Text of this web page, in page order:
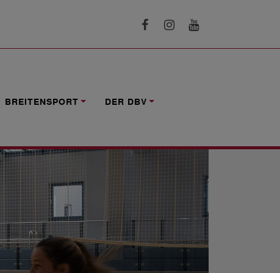
BREITENSPORT DER DBV